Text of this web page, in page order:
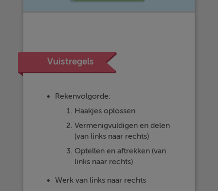
Vuistregels
Rekenvolgorde:
Haakjes oplossen
Vermenigvuldigen en delen
(van links naar rechts)
Optellen en aftrekken (van
links naar rechts)
Werk van links naar rechts